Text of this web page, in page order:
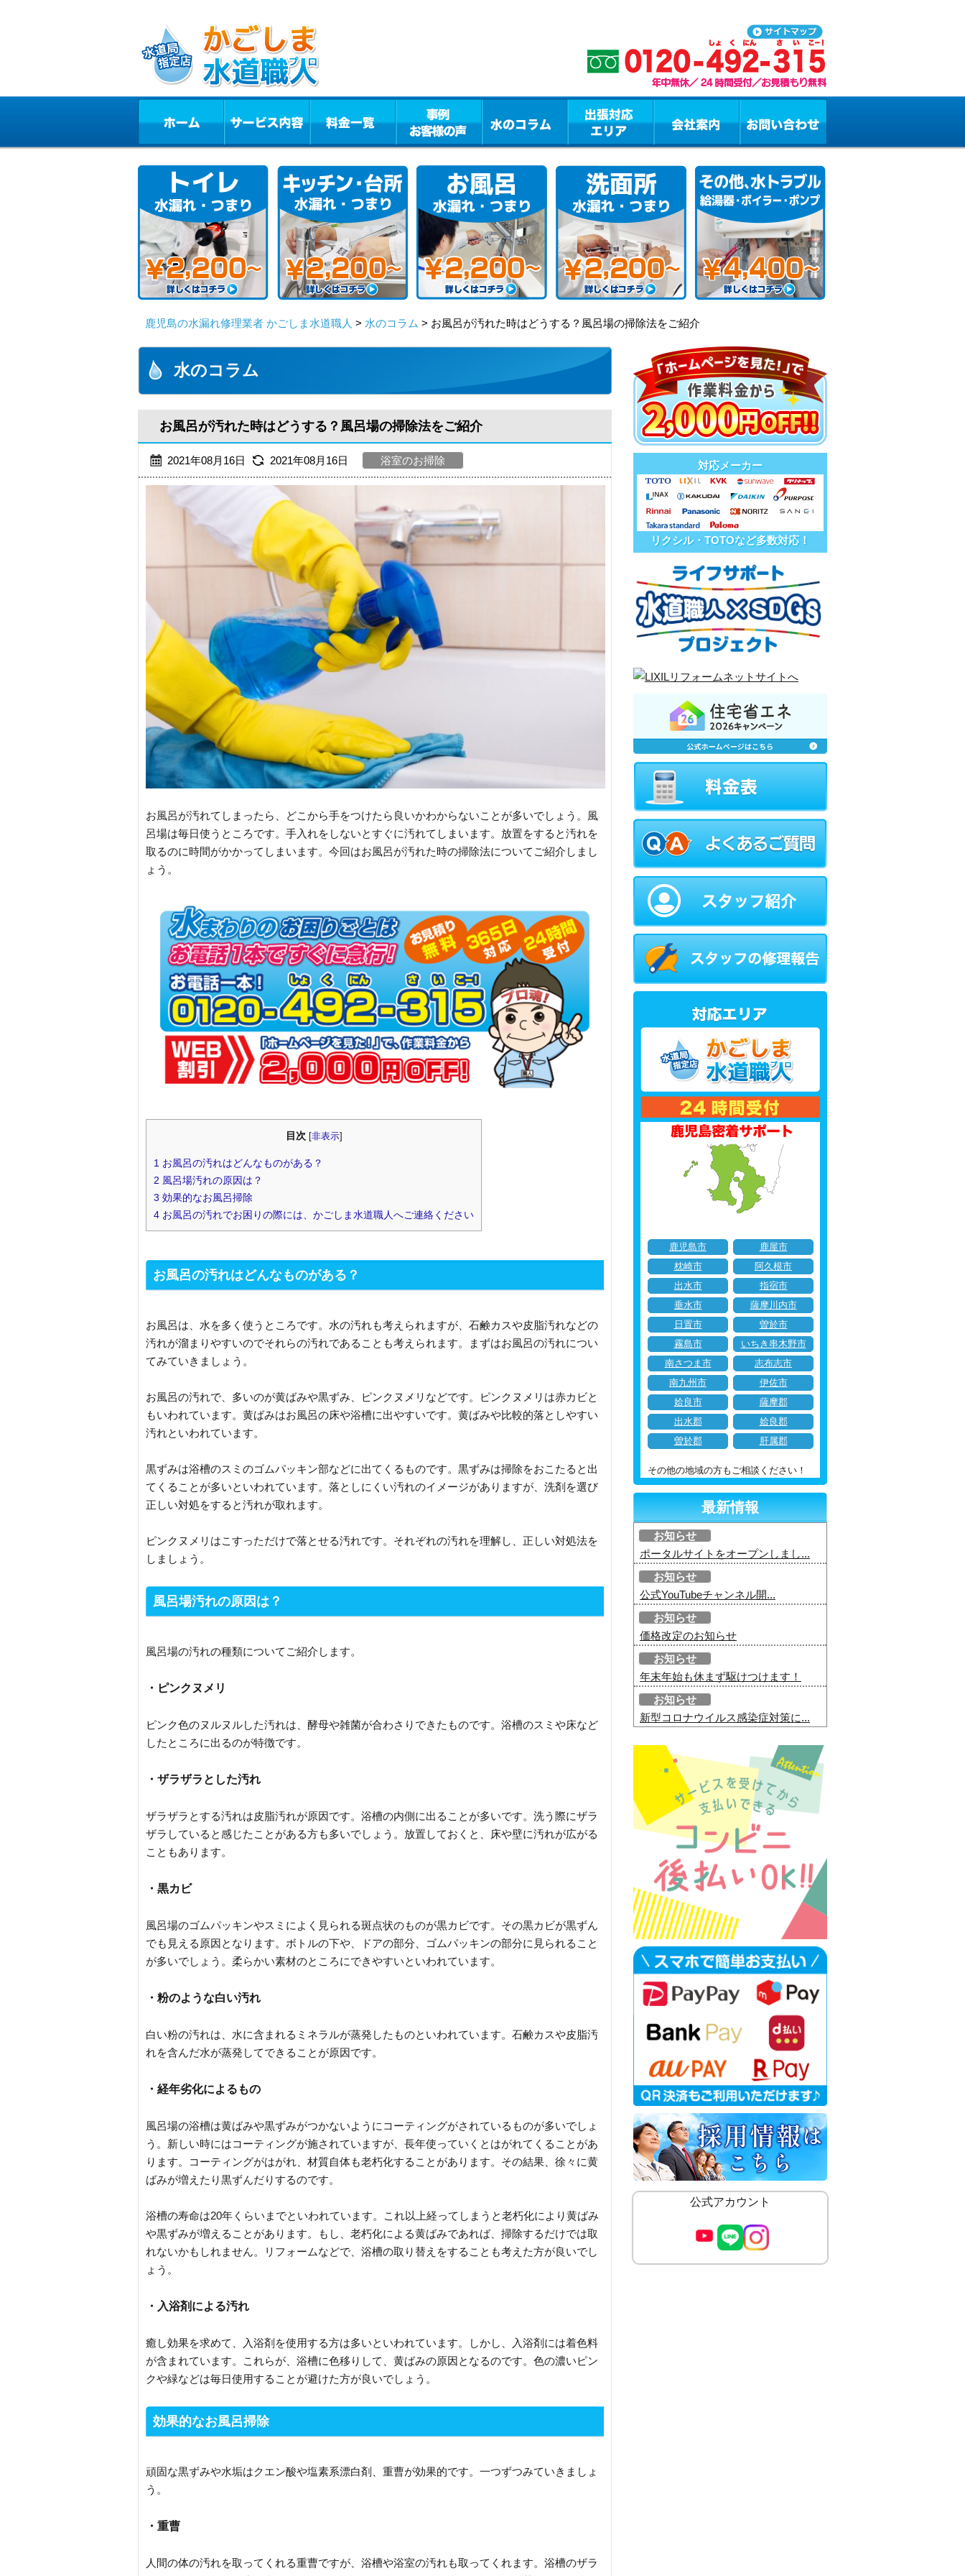
鹿児島の水漏れ修理業者 かごしま水道職人 > 水のコラム > お風呂が汚れた時はどうする？風呂場の掃除法をご紹介
水のコラム
お風呂が汚れた時はどうする？風呂場の掃除法をご紹介
2021年08月16日 2021年08月16日 浴室のお掃除
お風呂が汚れてしまったら、どこから手をつけたら良いかわからないことが多いでしょう。風
呂場は毎日使うところです。手入れをしないとすぐに汚れてしまいます。放置をすると汚れを
取るのに時間がかかってしまいます。今回はお風呂が汚れた時の掃除法についてご紹介しまし
ょう。
目次 [非表示]
1 お風呂の汚れはどんなものがある？
2 風呂場汚れの原因は？
3 効果的なお風呂掃除
4 お風呂の汚れでお困りの際には、かごしま水道職人へご連絡ください
お風呂の汚れはどんなものがある？
お風呂は、水を多く使うところです。水の汚れも考えられますが、石鹸カスや皮脂汚れなどの
汚れが溜まりやすいのでそれらの汚れであることも考えられます。まずはお風呂の汚れについ
てみていきましょう。
お風呂の汚れで、多いのが黄ばみや黒ずみ、ピンクヌメリなどです。ピンクヌメリは赤カビと
もいわれています。黄ばみはお風呂の床や浴槽に出やすいです。黄ばみや比較的落としやすい
汚れといわれています。
黒ずみは浴槽のスミのゴムパッキン部などに出てくるものです。黒ずみは掃除をおこたると出
てくることが多いといわれています。落としにくい汚れのイメージがありますが、洗剤を選び
正しい対処をすると汚れが取れます。
ピンクヌメリはこすっただけで落とせる汚れです。それぞれの汚れを理解し、正しい対処法を
しましょう。
風呂場汚れの原因は？
風呂場の汚れの種類についてご紹介します。
・ピンクヌメリ
ピンク色のヌルヌルした汚れは、酵母や雑菌が合わさりできたものです。浴槽のスミや床など
したところに出るのが特徴です。
・ザラザラとした汚れ
ザラザラとする汚れは皮脂汚れが原因です。浴槽の内側に出ることが多いです。洗う際にザラ
ザラしていると感じたことがある方も多いでしょう。放置しておくと、床や壁に汚れが広がる
こともあります。
・黒カビ
風呂場のゴムパッキンやスミによく見られる斑点状のものが黒カビです。その黒カビが黒ずん
でも見える原因となります。ボトルの下や、ドアの部分、ゴムパッキンの部分に見られること
が多いでしょう。柔らかい素材のところにできやすいといわれています。
・粉のような白い汚れ
白い粉の汚れは、水に含まれるミネラルが蒸発したものといわれています。石鹸カスや皮脂汚
れを含んだ水が蒸発してできることが原因です。
・経年劣化によるもの
風呂場の浴槽は黄ばみや黒ずみがつかないようにコーティングがされているものが多いでしょ
う。新しい時にはコーティングが施されていますが、長年使っていくとはがれてくることがあ
ります。コーティングがはがれ、材質自体も老朽化することがあります。その結果、徐々に黄
ばみが増えたり黒ずんだりするのです。
浴槽の寿命は20年くらいまでといわれています。これ以上経ってしまうと老朽化により黄ばみ
や黒ずみが増えることがあります。もし、老朽化による黄ばみであれば、掃除するだけでは取
れないかもしれません。リフォームなどで、浴槽の取り替えをすることも考えた方が良いでし
ょう。
・入浴剤による汚れ
癒し効果を求めて、入浴剤を使用する方は多いといわれています。しかし、入浴剤には着色料
が含まれています。これらが、浴槽に色移りして、黄ばみの原因となるのです。色の濃いピン
クや緑などは毎日使用することが避けた方が良いでしょう。
効果的なお風呂掃除
頑固な黒ずみや水垢はクエン酸や塩素系漂白剤、重曹が効果的です。一つずつみていきましょ
う。
・重曹
人間の体の汚れを取ってくれる重曹ですが、浴槽や浴室の汚れも取ってくれます。浴槽のザラ
対応メーカー
リクシル・TOTOなど多数対応！
鹿児島市
鹿屋市
枕崎市
阿久根市
出水市
指宿市
垂水市
薩摩川内市
日置市
曽於市
霧島市
いちき串木野市
南さつま市
志布志市
南九州市
伊佐市
姶良市
薩摩郡
出水郡
姶良郡
曽於郡
肝属郡
その他の地域の方もご相談ください！
最新情報
お知らせ
ポータルサイトをオープンしまし...
お知らせ
公式YouTubeチャンネル開...
お知らせ
価格改定のお知らせ
お知らせ
年末年始も休まず駆けつけます！
お知らせ
新型コロナウイルス感染症対策に...
公式アカウント